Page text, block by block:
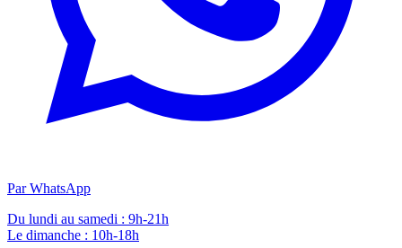
Par WhatsApp
Du lundi au samedi : 9h-21h
Le dimanche : 10h-18h